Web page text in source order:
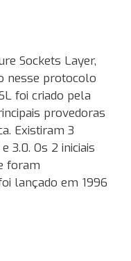
Sockets Layer,
nesse protocolo
foi criado pela
provedoras
Existiram 3
3.0. Os 2 iniciais
foram
lançado em 1996